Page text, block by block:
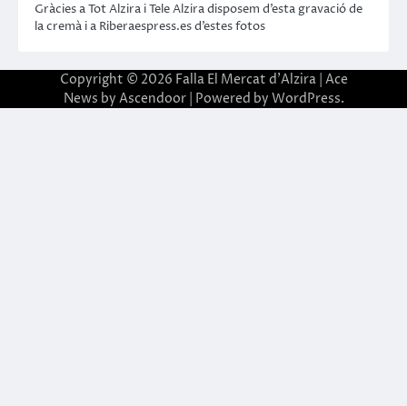
Gràcies a Tot Alzira i Tele Alzira disposem d’esta gravació de
la cremà i a Riberaespress.es d’estes fotos
Copyright © 2026 Falla El Mercat d'Alzira| Ace
News by Ascendoor| Powered by WordPress.